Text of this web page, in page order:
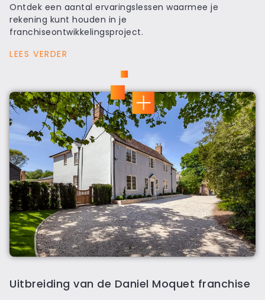
Ontdek een aantal ervaringslessen waarmee je
rekening kunt houden in je
franchiseontwikkelingsproject.
LEES VERDER
Uitbreiding van de Daniel Moquet franchise